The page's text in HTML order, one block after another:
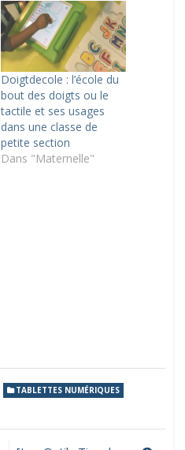
Doigtdecole : l’école du
bout des doigts ou le
tactile et ses usages
dans une classe de
petite section
Dans "Maternelle"
TABLETTES NUMÉRIQUES